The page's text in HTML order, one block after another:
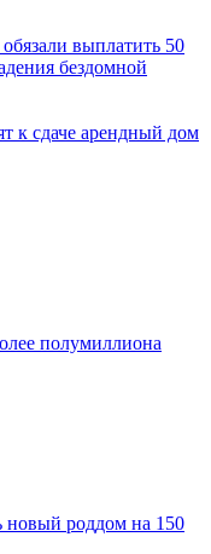
выплатить 50
бездомной
к сдаче арендный дом
полумиллиона
новый роддом на 150